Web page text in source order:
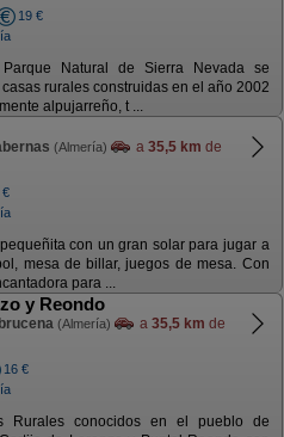
19 €
Natural de Sierra Nevada se
rurales construidas en el año 2002
alpujarreño, t ...
(Almería) a 35,5 km de
€
con un gran solar para jugar a
mesa de billar, juegos de mesa. Con
para ...
y Reondo
(Almería) a 35,5 km de
16 €
Rurales conocidos en el pueblo de